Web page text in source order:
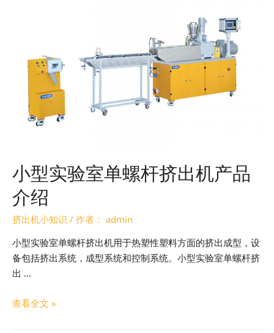
小型实验室单螺杆挤出机产品
介绍
挤出机小知识 / 作者： admin
小型实验室单螺杆挤出机用于热塑性塑料方面的挤出成型，设
备包括挤出系统，成型系统和控制系统。小型实验室单螺杆挤
出 …
查看全文 »